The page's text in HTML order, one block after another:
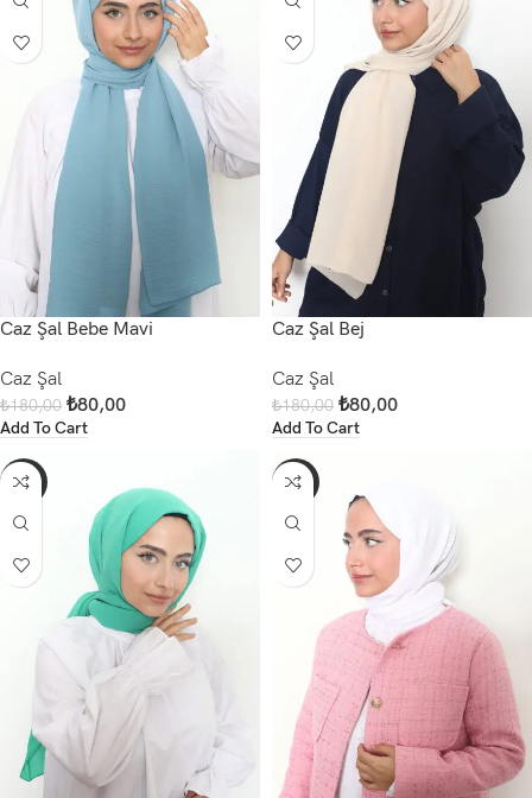
Caz Şal Bebe Mavi
Caz Şal
₺180,00 ₺80,00
Add To Cart
Caz Şal Bej
Caz Şal
₺180,00 ₺80,00
Add To Cart
-56% -56%